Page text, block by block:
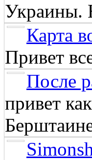
Украины.
Карта
Привет
После
привет